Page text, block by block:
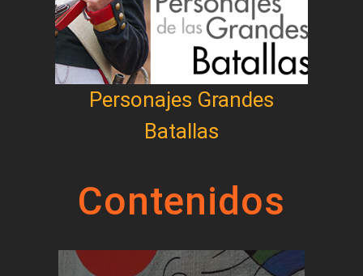
Personajes Grandes
Batallas
Contenidos